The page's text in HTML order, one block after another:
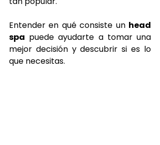
Entender en qué consiste un head
spa puede ayudarte a tomar una
mejor decisión y descubrir si es lo
que necesitas.